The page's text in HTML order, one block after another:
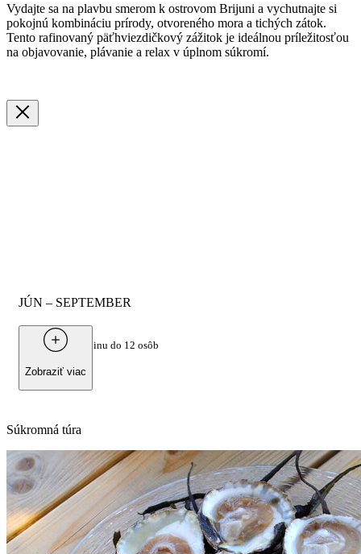
Vydajte sa na plavbu smerom k ostrovom Brijuni a vychutnajte si
pokojnú kombináciu prírody, otvoreného mora a tichých zátok.
Tento rafinovaný päťhviezdičkový zážitok je ideálnou príležitosťou
na objavovanie, plávanie a relax v úplnom súkromí.
JÚN – SEPTEMBER
Od
2.100 € za skupinu do 12 osôb
Zobraziť viac
Súkromná túra